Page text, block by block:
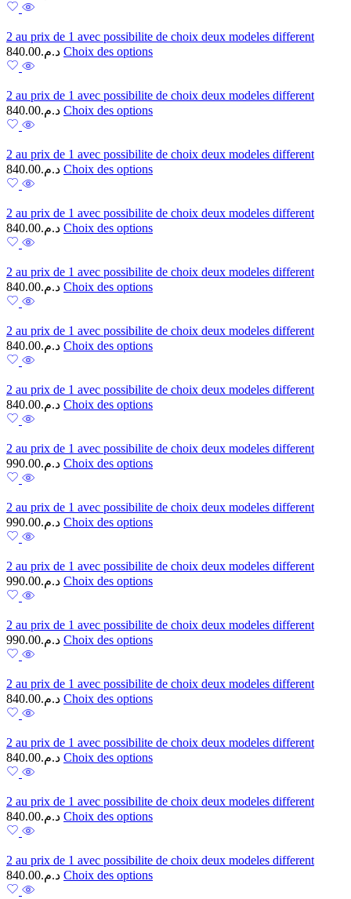
2 au prix de 1 avec possibilite de choix deux modeles different
د.م.840.00 Choix des options
2 au prix de 1 avec possibilite de choix deux modeles different
د.م.840.00 Choix des options
2 au prix de 1 avec possibilite de choix deux modeles different
د.م.840.00 Choix des options
2 au prix de 1 avec possibilite de choix deux modeles different
د.م.840.00 Choix des options
2 au prix de 1 avec possibilite de choix deux modeles different
د.م.840.00 Choix des options
2 au prix de 1 avec possibilite de choix deux modeles different
د.م.840.00 Choix des options
2 au prix de 1 avec possibilite de choix deux modeles different
د.م.840.00 Choix des options
2 au prix de 1 avec possibilite de choix deux modeles different
د.م.990.00 Choix des options
2 au prix de 1 avec possibilite de choix deux modeles different
د.م.990.00 Choix des options
2 au prix de 1 avec possibilite de choix deux modeles different
د.م.990.00 Choix des options
2 au prix de 1 avec possibilite de choix deux modeles different
د.م.990.00 Choix des options
2 au prix de 1 avec possibilite de choix deux modeles different
د.م.840.00 Choix des options
2 au prix de 1 avec possibilite de choix deux modeles different
د.م.840.00 Choix des options
2 au prix de 1 avec possibilite de choix deux modeles different
د.م.840.00 Choix des options
2 au prix de 1 avec possibilite de choix deux modeles different
د.م.840.00 Choix des options